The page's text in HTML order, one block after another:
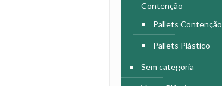
Contenção
Pallets Contenção
Pallets Plástico
Sem categoria